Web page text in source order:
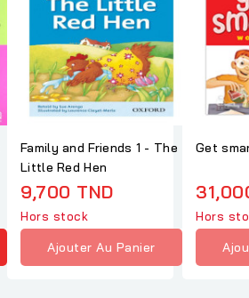
Family and Friends 1 - The
Little Red Hen
9,700 TND
Hors stock
Ajouter Au Panier
Get
Hors